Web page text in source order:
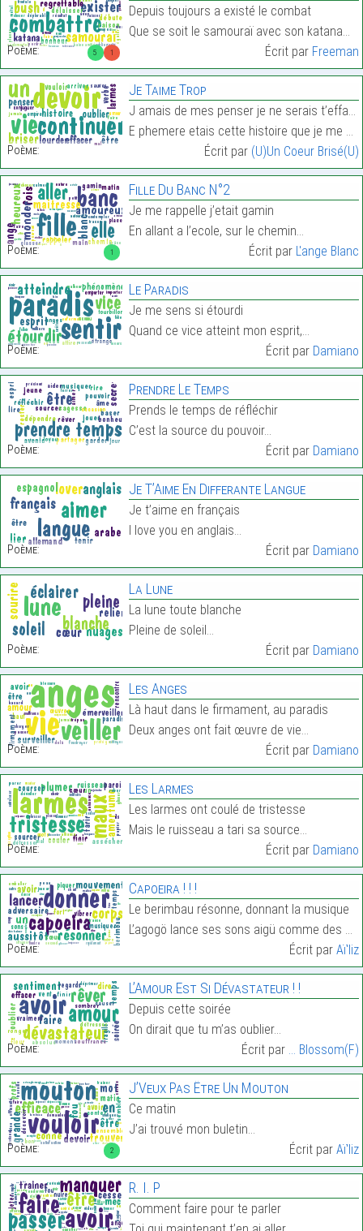
5 1
Poème:
Depuis toujours a existé le combat
Que se soit le samouraï avec son katana…
Écrit par Freeman
Poème:
Je Taime Trop
J amais de mes penser je ne serais t’effacer
E phemere etais cette histoire que je me dois d’ou…
Écrit par (U)Un Coeur Brisé(U)
1
Poème:
Fille Du Banc N°2
Je me rappelle j’etait gamin
En allant a l’ecole, sur le chemin…
Écrit par L'ange Blanc
Poème:
Le Paradis
Je me sens si étourdi
Quand ce vice atteint mon esprit,…
Écrit par Damiano
Poème:
Prendre Le Temps
Prends le temps de réfléchir
C’est la source du pouvoir…
Écrit par Damiano
Poème:
Je T’Aime En Differante Langue
Je t’aime en français
I love you en anglais…
Écrit par Damiano
Poème:
La Lune
La lune toute blanche
Pleine de soleil…
Écrit par Damiano
Poème:
Les Anges
Là haut dans le firmament, au paradis
Deux anges ont fait œuvre de vie…
Écrit par Damiano
Poème:
Les Larmes
Les larmes ont coulé de tristesse
Mais le ruisseau a tari sa source…
Écrit par Damiano
Poème:
Capoeira ! ! !
Le berimbau résonne, donnant la musique
L’agogö lance ses sons aigü comme des piques…
Écrit par Aï'liz
Poème:
L’Amour Est Si Dévastateur ! !
Depuis cette soirée
On dirait que tu m’as oublier…
Écrit par ... Blossom(F)
2
Poème:
J’Veux Pas Être Un Mouton
Ce matin
J’ai trouvé mon buletin…
Écrit par Aï'liz
R. I. P
Comment faire pour te parler